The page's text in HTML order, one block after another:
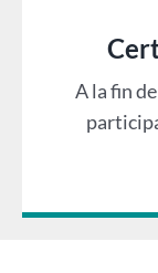
A la fin